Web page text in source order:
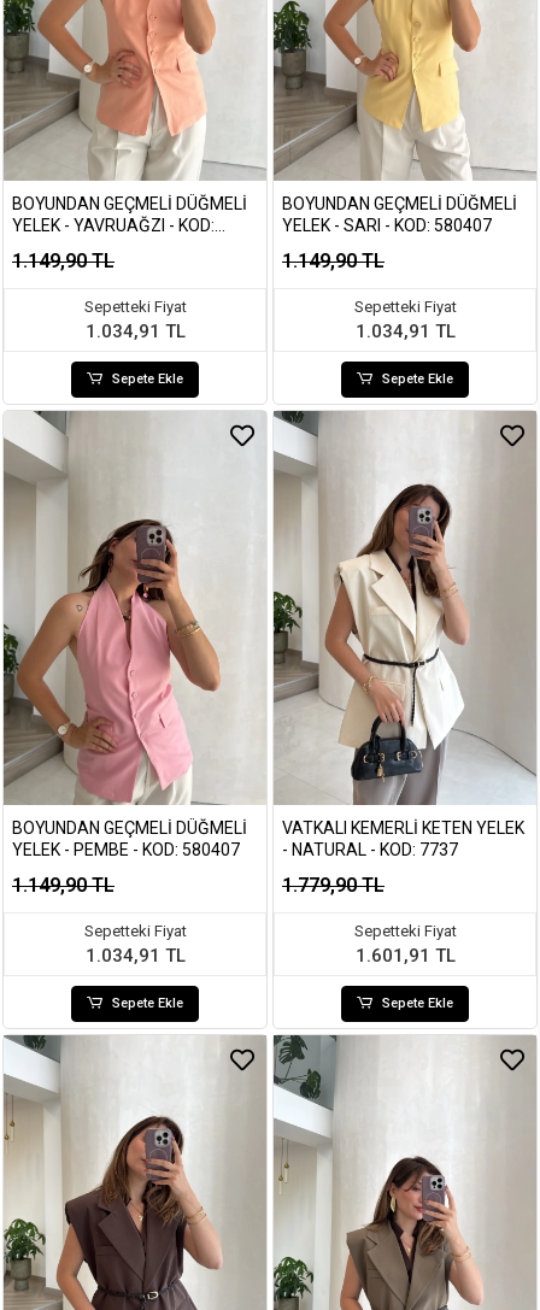
BOYUNDAN GEÇMELI DÜĞMELI
YELEK - YAVRUAĞZI - KOD:
1.149,90 TL
Sepetteki Fiyat
1.034,91 TL
Sepete Ekle
BOYUNDAN GEÇMELI DÜĞMELI
YELEK - SARI - KOD: 580407
1.149,90 TL
Sepetteki Fiyat
1.034,91 TL
Sepete Ekle
BOYUNDAN GEÇMELI DÜĞMELI
YELEK - PEMBE - KOD: 580407
1.149,90 TL
Sepetteki Fiyat
1.034,91 TL
Sepete Ekle
VATKALI KEMERLI KETEN YELEK
- NATURAL - KOD: 7737
1.779,90 TL
Sepetteki Fiyat
1.601,91 TL
Sepete Ekle